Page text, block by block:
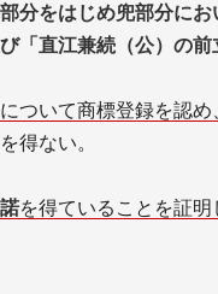
分をはじめ兜部分に
「直江兼続（公）の
ついて商標登録を認
得ない。
を得ていることを証